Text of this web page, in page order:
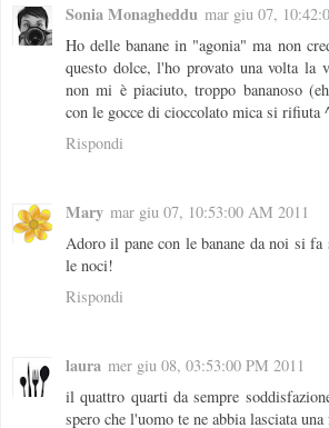
Sonia Monagheddu mar giu 07,
Ho delle banane in "agonia" ma non
questo dolce, l'ho provato una volta la
non mi è piaciuto, troppo bananoso
con le gocce di cioccolato mica si rifiuta
Rispondi
Mary mar giu 07, 10:53:00 AM 2011
Adoro il pane con le banane da noi si fa
le noci!
Rispondi
laura mer giu 08, 03:53:00 PM 2011
il quattro quarti da sempre
spero che l'uomo te ne abbia lasciata una